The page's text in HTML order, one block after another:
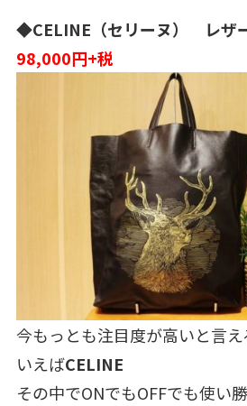
◆CELINE（セリーヌ） レザ
98,000円+税
今もっとも注目度が高いと言
いえばCELINE
その中でONでもOFFでも使い